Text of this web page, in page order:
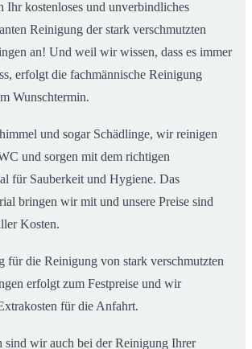
Ihr kostenloses und unverbindliches
Reinigung der stark verschmutzten
an! Und weil wir wissen, dass es immer
erfolgt die fachmännische Reinigung
Wunschtermin.
und sogar Schädlinge, wir reinigen
und sorgen mit dem richtigen
für Sauberkeit und Hygiene. Das
bringen wir mit und unsere Preise sind
Kosten.
für die Reinigung von stark verschmutzten
erfolgt zum Festpreise und wir
für die Anfahrt.
sind wir auch bei der Reinigung Ihrer